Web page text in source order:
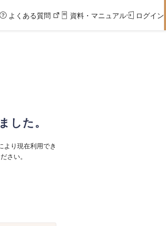
よくある質問 資料・マニュアル ログイン
した。
より現在利用でき
さい。